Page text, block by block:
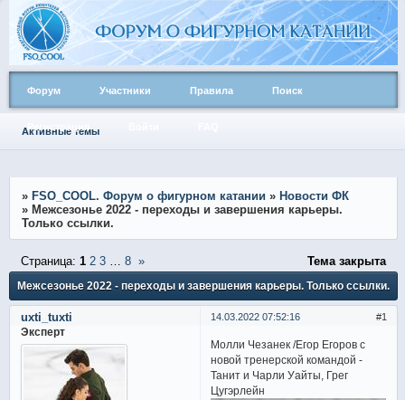
Форум Участники Правила Поиск
Активные темы
» FSO_COOL. Форум о фигурном катании » Новости ФК
» Межсезонье 2022 - переходы и завершения карьеры.
Только ссылки.
Межсезонье 2022 - переходы и завершения карьеры. Только ссылки.
Страница: 1 2 3 8 » Тема закрыта
1
14.03.2022 07:52:16
uxti_tuxti
Эксперт
Молли Чезанек /Егор Егоров с
новой тренерской командой -
Танит и Чарли Уайты, Грег
Цугэрлейн